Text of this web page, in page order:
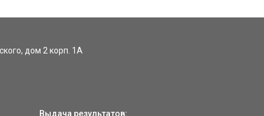
дом 2 корп. 1А
Выдача результатов: